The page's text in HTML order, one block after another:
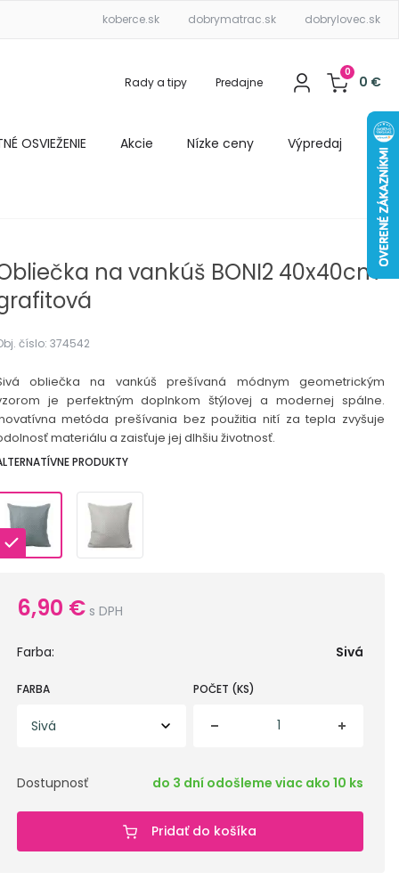
koberce.sk dobrymatrac.sk dobrylovec.sk
Rady a tipy Predajne
0
0 €
OSVIEŽENIE Akcie Nízke ceny Výpredaj
na vankúš BONI2 40x40cm
číslo: 374542
obliečka na vankúš prešívaná módnym geometrickým
je perfektným doplnkom štýlovej a modernej spálne.
metóda prešívania bez použitia nití za tepla zvyšuje
materiálu a zaisťuje jej dlhšiu životnosť.
PRODUKTY
6,90 €s DPH
Farba: Sivá
FARBA POČET (KS)
Dostupnosť do 3 dní odošleme viac ako 10 ks
Pridať do košíka